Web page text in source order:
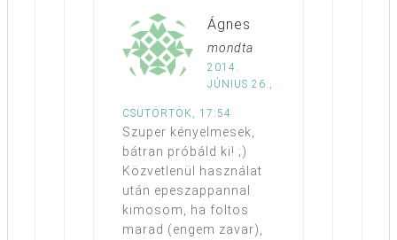
Ágnes
mondta
2014.
JÚNIUS 26.,
CSÜTÖRTÖK, 17:54
Szuper kényelmesek,
bátran próbáld ki! ;)
Közvetlenül használat
után epeszappannal
kimosom, ha foltos
marad (engem zavar),